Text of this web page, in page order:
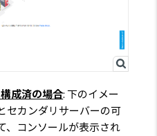
成済の場合: 下のイメー
セカンダリサーバーの可
、コンソールが表示され